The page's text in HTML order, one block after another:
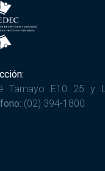
Tamayo E10 25 y
(02) 394-1800